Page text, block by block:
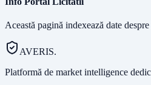
Această pagină indexează date despre
AVERIS.
Platformă de market intelligence